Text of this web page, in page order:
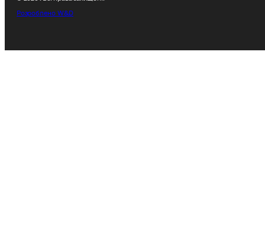
Розроблено W&D